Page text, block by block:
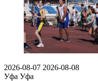
2026-08-07 2026-08-08
Уфа Уфа